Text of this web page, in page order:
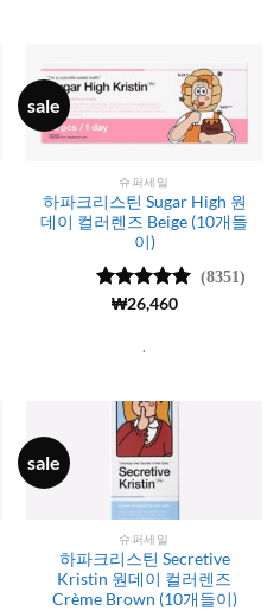
sale
슈퍼세일
하파크리스틴 Sugar High 원
데이 컬러렌즈 Beige (10개들
이)
5 중에서
(8351)
₩26,460
.
sale
슈퍼세일
하파크리스틴 Secretive
Kristin 원데이 컬러렌즈
Crème Brown (10개들이)